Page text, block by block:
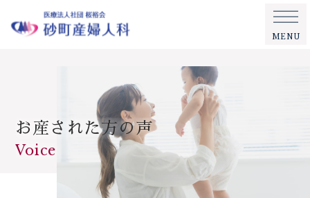
MENU
お産された方の声
Voice